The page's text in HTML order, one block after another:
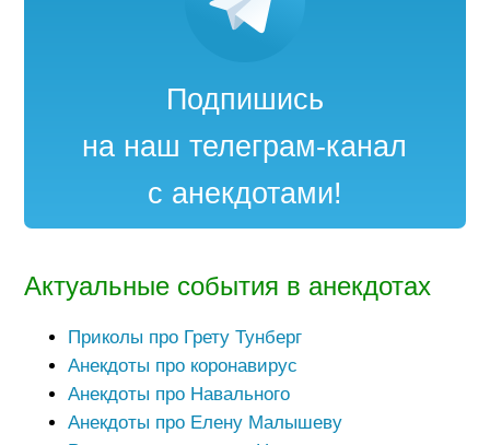
Подпишись
на наш телеграм-канал
с анекдотами!
Актуальные события в анекдотах
Приколы про Грету Тунберг
Анекдоты про коронавирус
Анекдоты про Навального
Анекдоты про Елену Малышеву